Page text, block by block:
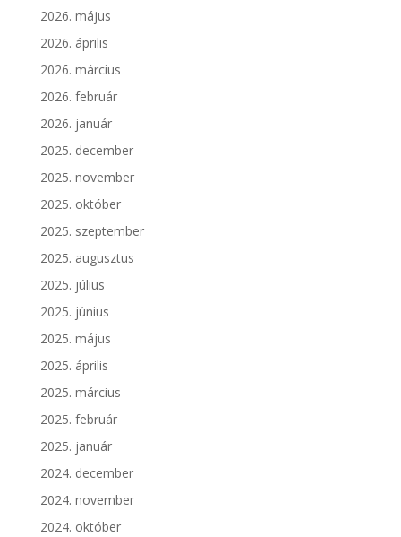
2026. május
2026. április
2026. március
2026. február
2026. január
2025. december
2025. november
2025. október
2025. szeptember
2025. augusztus
2025. július
2025. június
2025. május
2025. április
2025. március
2025. február
2025. január
2024. december
2024. november
2024. október